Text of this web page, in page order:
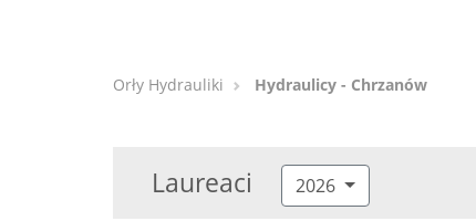
Orły Hydrauliki Hydraulicy - Chrzanów
Laureaci 2026